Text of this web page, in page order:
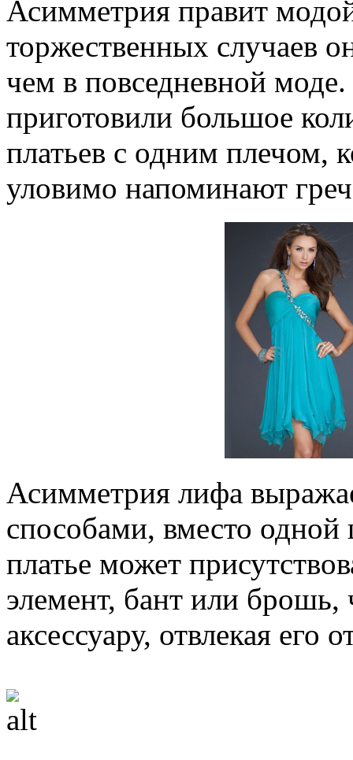
Асимметрия правит
торжественных случаев
чем в повседневной
приготовили большое
платьев с одним плечом,
уловимо напоминают
Асимметрия лифа
способами, вместо
платье может
элемент, бант или брошь,
аксессуару, отвлекая его